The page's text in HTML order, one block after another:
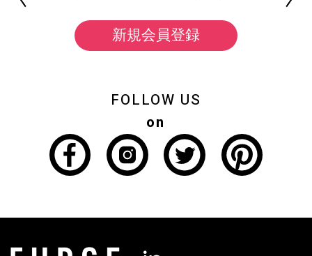
新規会員登録
FOLLOW US
on